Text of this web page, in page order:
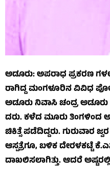
ಅಡೂರು: ಅಪರಾಧ ಪ್ರಕರಣ
ರಾಗಿದ್ದ ಮಂಗಳೂರಿನ ವಿವಿಧ
ಅಡೂರು ನಿವಾಸಿ ಚಂದ್ರ
ದರು. ಕಳೆದ ಮೂರು ತಿಂಗಳಿಂದ
ಚಿಕಿತ್ಸೆ ಪಡೆದಿದ್ದರು. ಗುರುವಾರ
ಆಸ್ಪತ್ರೆಗೂ, ಬಳಿಕ ದೇರಳಕಟ್ಟೆ
ದಾಖಲಿಸಲಾಗಿತ್ತು. ಆದರೆ